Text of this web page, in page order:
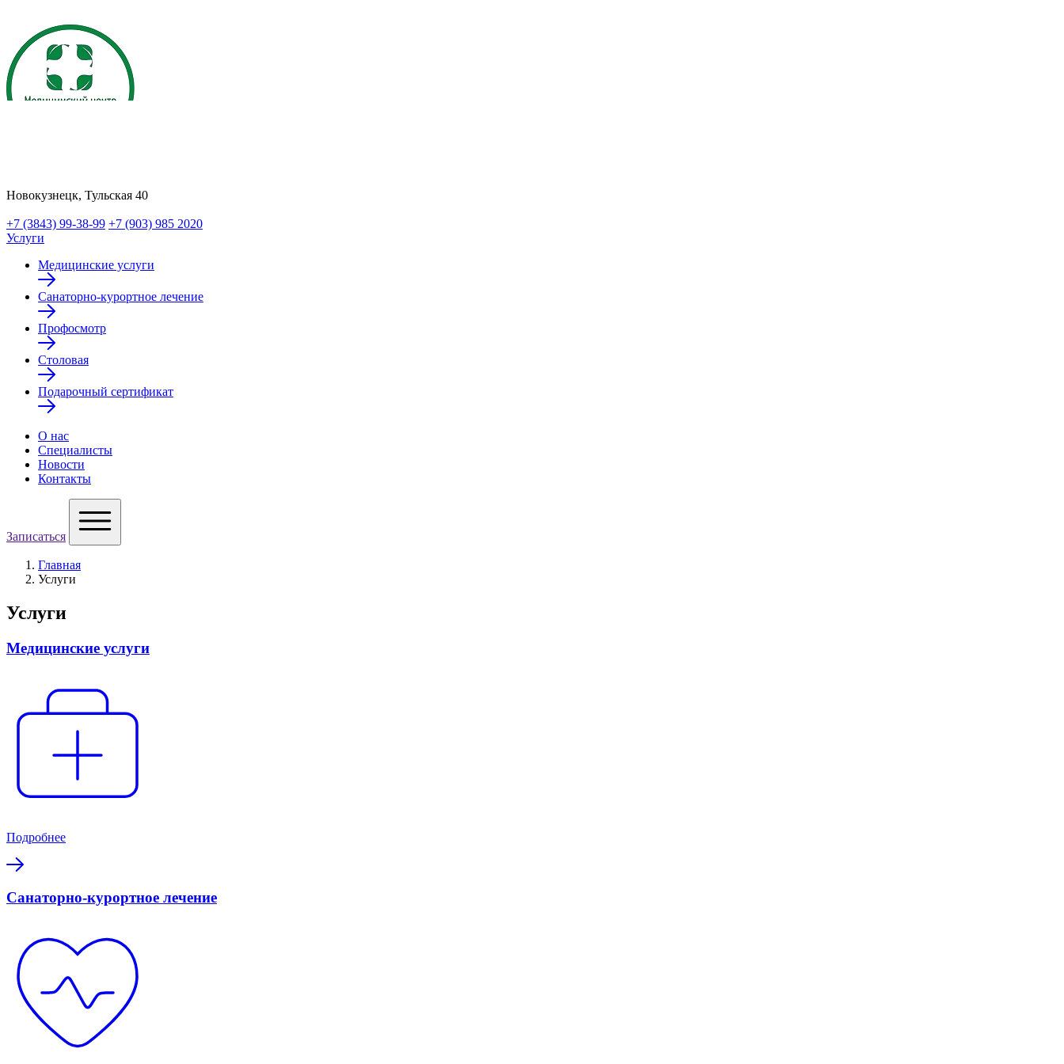
Новокузнецк, Тульская 40
+7 (3843) 99-38-99 +7 (903) 985 2020
Услуги
Медицинские услуги
Санаторно-курортное лечение
Профосмотр
Столовая
Подарочный сертификат
О нас
Специалисты
Новости
Контакты
Записаться
Главная
Услуги
Услуги
Медицинские услуги
Подробнее
Санаторно-курортное лечение